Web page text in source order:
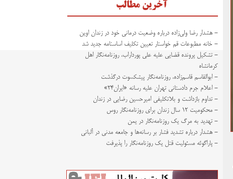
آخرین مطالب
- هشدار رضا ولی‌زاده درباره وضعیت درمانی خود در زندان اوین
- خانه مطبوعات قم خواستار تعیین تکلیف اساسنامه جدید شد
- تشکیل پرونده قضایی علیه علی پورداراب، روزنامه‌نگار اهل
کرمانشاه
- ابوالقاسم قاسم‌زاده، روزنامه‌نگار پیشکسوت درگذشت
- اعلام جرم دادستانی تهران علیه رسانه «ایران۲۴»
- تداوم بازداشت و بلاتکلیفی امیرحسین رضایی در زندان
- محکومیت ۱۲ سال زندان برای روزنامه‌نگار روس
- تهدید به مرگ یک روزنامه‌نگار در یمن
- هشدار درباره تشدید فشار بر رسانه‌ها و جامعه مدنی در آلبانی
- پاراگوئه مسئولیت قتل یک روزنامه‌نگار را پذیرفت